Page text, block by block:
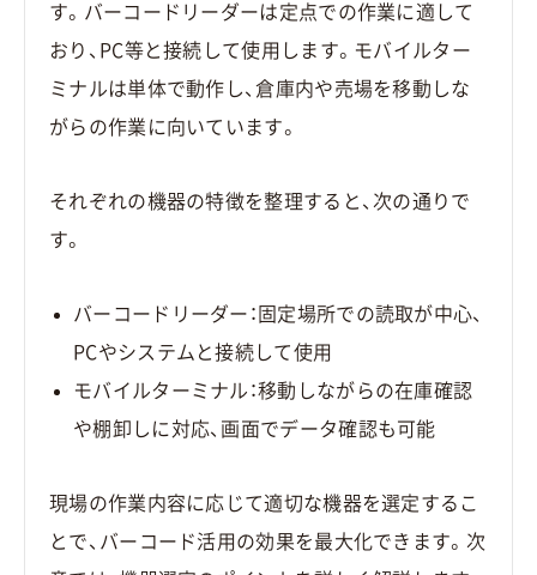
す。バーコードリーダーは定点での作業に適して
おり、PC等と接続して使用します。モバイルター
ミナルは単体で動作し、倉庫内や売場を移動しな
がらの作業に向いています。
それぞれの機器の特徴を整理すると、次の通りで
す。
バーコードリーダー：固定場所での読取が中心、
PCやシステムと接続して使用
モバイルターミナル：移動しながらの在庫確認
や棚卸しに対応、画面でデータ確認も可能
現場の作業内容に応じて適切な機器を選定するこ
とで、バーコード活用の効果を最大化できます。次